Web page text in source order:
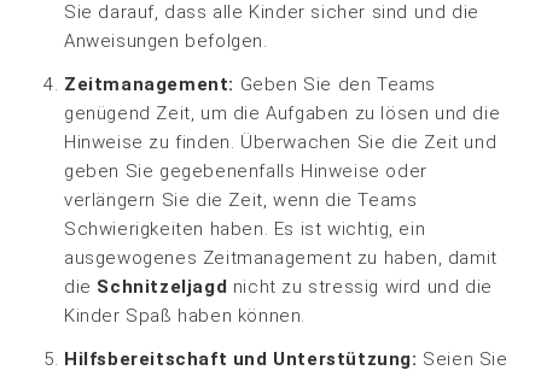
Sie darauf, dass alle Kinder sicher sind und die
Anweisungen befolgen.
Zeitmanagement: Geben Sie den Teams
genügend Zeit, um die Aufgaben zu lösen und die
Hinweise zu finden. Überwachen Sie die Zeit und
geben Sie gegebenenfalls Hinweise oder
verlängern Sie die Zeit, wenn die Teams
Schwierigkeiten haben. Es ist wichtig, ein
ausgewogenes Zeitmanagement zu haben, damit
die Schnitzeljagd nicht zu stressig wird und die
Kinder Spaß haben können.
Hilfsbereitschaft und Unterstützung: Seien Sie